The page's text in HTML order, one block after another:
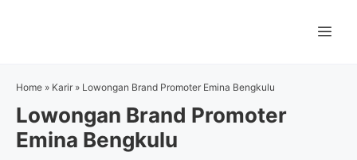
Home » Karir » Lowongan Brand Promoter Emina Bengkulu
Lowongan Brand Promoter
Emina Bengkulu